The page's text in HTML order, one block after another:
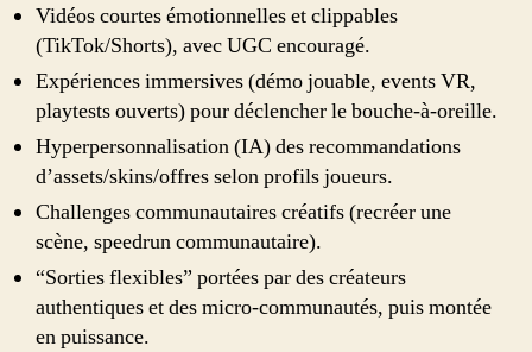
Vidéos courtes émotionnelles et clippables
(TikTok/Shorts), avec UGC encouragé.
Expériences immersives (démo jouable, events VR,
playtests ouverts) pour déclencher le bouche-à-oreille.
Hyperpersonnalisation (IA) des recommandations
d’assets/skins/offres selon profils joueurs.
Challenges communautaires créatifs (recréer une
scène, speedrun communautaire).
“Sorties flexibles” portées par des créateurs
authentiques et des micro-communautés, puis montée
en puissance.